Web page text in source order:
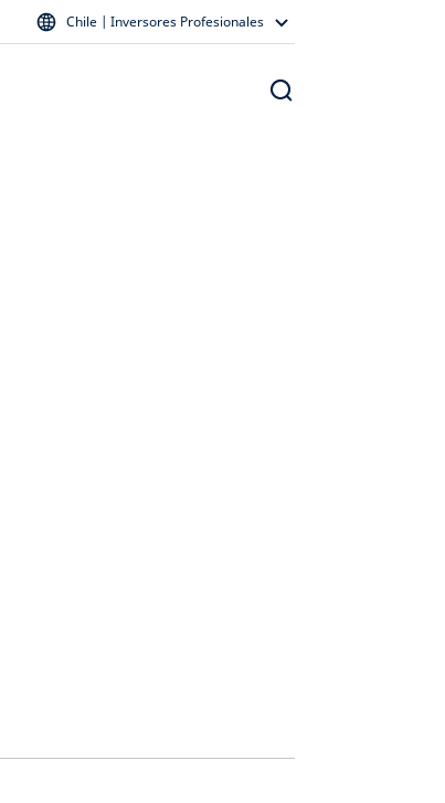
Chile | Inversores Profesionales